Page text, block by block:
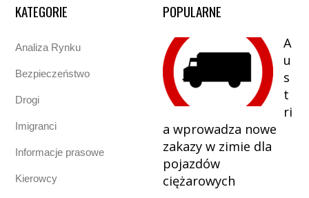
KATEGORIE
Analiza Rynku
Bezpieczeństwo
Drogi
Imigranci
Informacje prasowe
Kierowcy
POPULARNE
A
u
s
t
ri
a wprowadza nowe
zakazy w zimie dla
pojazdów
ciężarowych